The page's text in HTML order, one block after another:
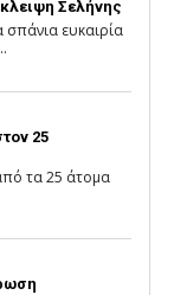
Σελήνης
ευκαιρία
25
τα 25 άτομα